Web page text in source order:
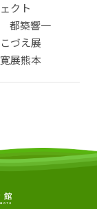
クト
都築響一
づえ展
展熊本